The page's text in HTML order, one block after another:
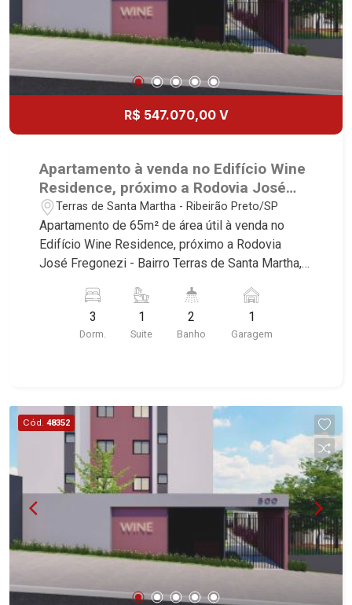
R$ 547.070,00 V
Apartamento à venda no Edifício Wine
Residence, próximo a Rodovia José
Fregonezi - Ribeirão Preto/SP.
Terras de Santa Martha - Ribeirão Preto/SP
Apartamento de 65m² de área útil à venda no
Edifício Wine Residence, próximo a Rodovia
José Fregonezi - Bairro Terras de Santa Martha,
deste imóvel que a Martinelli Imobiliária
selecionou para você: - 65m² de área útil - 3
dormitórios sendo 1 suíte - Banheiro social - Sala
Fiúsa, 1051 - Alto da Boa Vista | Ribeirão Preto.
3
Dorm.
1
Suite
2
Banho
1
Garagem
Cód. 48352